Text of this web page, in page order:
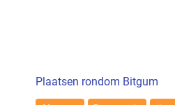
Plaatsen rondom Bitgum